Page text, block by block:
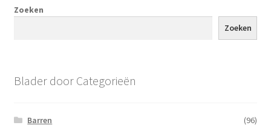
Zoeken
Zoeken
Blader door Categorieën
Barren
(96)